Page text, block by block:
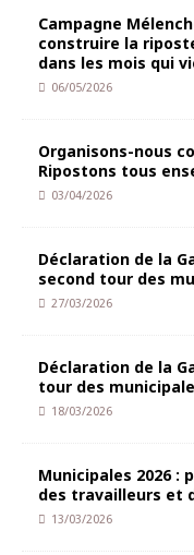
Campagne
construire la
dans les mois qui
06/05/2026
Organisons-nous
Ripostons tous
03/04/2026
Déclaration de la
second tour des
27/03/2026
Déclaration de la
tour des
18/03/2026
Municipales 2026 :
des travailleurs et
13/03/2026